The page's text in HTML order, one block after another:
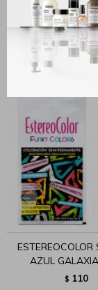
ESTEREOCOLOR
AZUL
$ 110